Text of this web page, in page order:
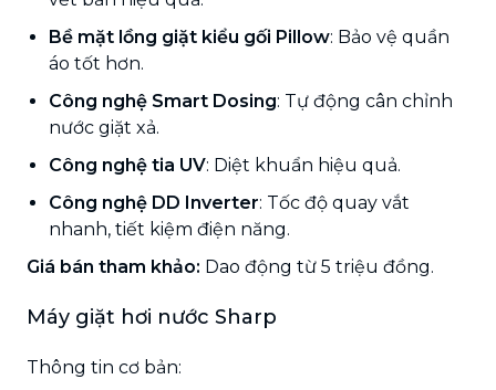
Bề mặt lồng giặt kiểu gối Pillow: Bảo vệ quần
áo tốt hơn.
Công nghệ Smart Dosing: Tự động cân chỉnh
nước giặt xả.
Công nghệ tia UV: Diệt khuẩn hiệu quả.
Công nghệ DD Inverter: Tốc độ quay vắt
nhanh, tiết kiệm điện năng.
Giá bán tham khảo: Dao động từ 5 triệu đồng.
Máy giặt hơi nước Sharp
Thông tin cơ bản: